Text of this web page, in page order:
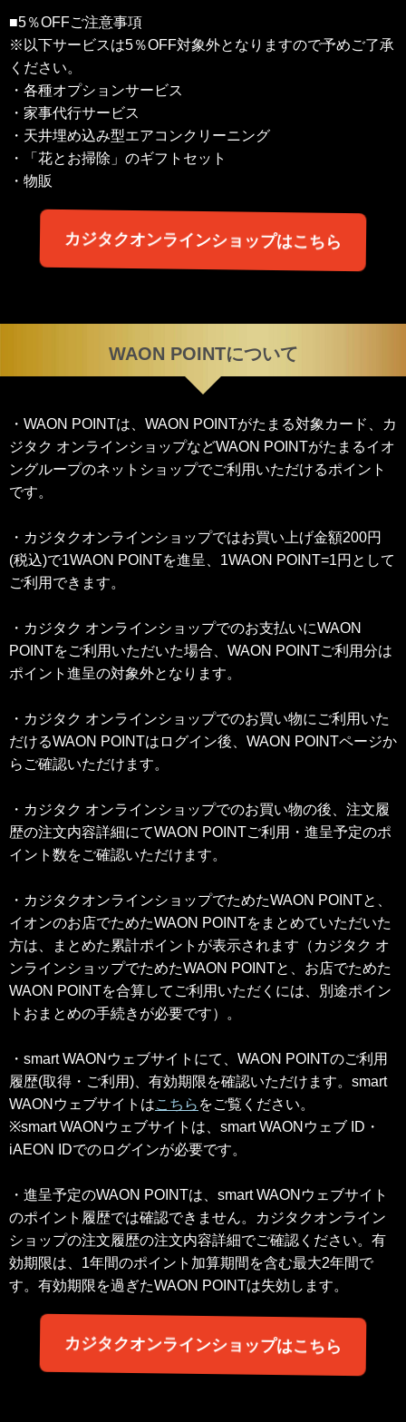
■5％OFFご注意事項
※以下サービスは5％OFF対象外となりますので予めご了承
ください。
・各種オプションサービス
・家事代行サービス
・天井埋め込み型エアコンクリーニング
・「花とお掃除」のギフトセット
・物販
カジタクオンラインショップはこちら
WAON POINTについて
・WAON POINTは、WAON POINTがたまる対象カード、カ
ジタク オンラインショップなどWAON POINTがたまるイオ
ングループのネットショップでご利用いただけるポイント
です。
・カジタクオンラインショップではお買い上げ金額200円
(税込)で1WAON POINTを進呈、1WAON POINT=1円として
ご利用できます。
・カジタク オンラインショップでのお支払いにWAON
POINTをご利用いただいた場合、WAON POINTご利用分は
ポイント進呈の対象外となります。
・カジタク オンラインショップでのお買い物にご利用いた
だけるWAON POINTはログイン後、WAON POINTページか
らご確認いただけます。
・カジタク オンラインショップでのお買い物の後、注文履
歴の注文内容詳細にてWAON POINTご利用・進呈予定のポ
イント数をご確認いただけます。
・カジタクオンラインショップでためたWAON POINTと、
イオンのお店でためたWAON POINTをまとめていただいた
方は、まとめた累計ポイントが表示されます（カジタク オ
ンラインショップでためたWAON POINTと、お店でためた
WAON POINTを合算してご利用いただくには、別途ポイン
トおまとめの手続きが必要です）。
・smart WAONウェブサイトにて、WAON POINTのご利用
履歴(取得・ご利用)、有効期限を確認いただけます。smart
WAONウェブサイトはこちら をご覧ください。
※smart WAONウェブサイトは、smart WAONウェブ ID・
iAEON IDでのログインが必要です。
・進呈予定のWAON POINTは、smart WAONウェブサイト
のポイント履歴では確認できません。カジタクオンライン
ショップの注文履歴の注文内容詳細でご確認ください。有
効期限は、1年間のポイント加算期間を含む最大2年間で
す。有効期限を過ぎたWAON POINTは失効します。
カジタクオンラインショップはこちら